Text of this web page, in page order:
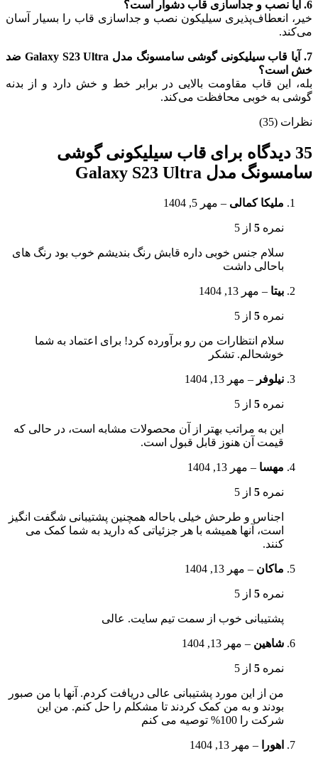
6. آیا نصب و جداسازی قاب دشوار است؟
خیر، انعطاف‌پذیری سیلیکون نصب و جداسازی قاب را بسیار آسان
می‌کند.
7. آیا قاب سیلیکونی گوشی سامسونگ مدل Galaxy S23 Ultra ضد
خش است؟
بله، این قاب مقاومت بالایی در برابر خط و خش دارد و از بدنه
گوشی به خوبی محافظت می‌کند.
نظرات (35)
35 دیدگاه برای
قاب سیلیکونی گوشی
سامسونگ مدل Galaxy S23 Ultra
ملیکا کمالی – مهر 5, 1404
نمره 5 از 5
سلام جنس خوبی داره قابش رنگ بندیشم خوب بود رنگ های
باحالی داشت
بیتا – مهر 13, 1404
نمره 5 از 5
سلام انتظارات من رو برآورده کرد! برای اعتماد به شما
خوشحالم. تشکر
نیلوفر – مهر 13, 1404
نمره 5 از 5
این به مراتب بهتر از آن محصولات مشابه است، در حالی که
قیمت آن هنوز قابل قبول است.
مهسا – مهر 13, 1404
نمره 5 از 5
اجناس و طرحش خیلی باحاله همچنین پشتیبانی شگفت انگیز
است، آنها همیشه با هر جزئیاتی که دارید به شما کمک می
کنند.
ماکان – مهر 13, 1404
نمره 5 از 5
پشتیبانی خوب از سمت تیم سایت. عالی
شاهین – مهر 13, 1404
نمره 5 از 5
من از این مورد پشتیبانی عالی دریافت کردم. آنها با من صبور
بودند و به من کمک کردند تا مشکلم را حل کنم. من این
شرکت را 100% توصیه می کنم
اهورا – مهر 13, 1404